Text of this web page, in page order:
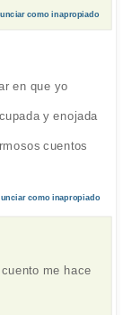
como inapropiado
en que yo
y enojada
cuentos
como inapropiado
me hace